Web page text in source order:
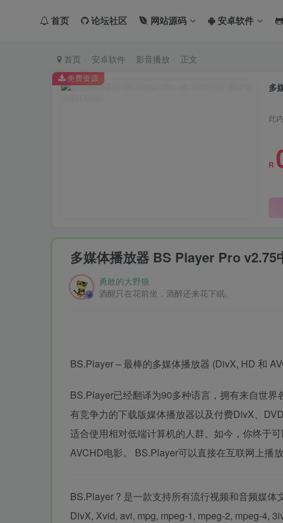
首页 论坛社区 网站源码 安卓软件
首页 安卓软件 影音播放 正文
多
此
R
免费资源
多媒体播放器 BS Player Pro v2.75
勇敢的大野狼
酒醒只在花前坐，酒醉还来花下眠。
BS.Player – 最棒的多媒体播放器 (DivX, HD 和
BS.Player已经翻译为90多种语言，拥有来自世
有竞争力的下载版媒体播放器以及付费DivX、
适合使用相对低端计算机的人群。如今，你终于
AVCHD电影。 BS.Player可以直接在互联网上播
BS.Player ? 是一款支持所有流行视频和音频媒体
DivX, Xvid, avi, mpg, mpeg-1, mpeg-2, mpeg-4,